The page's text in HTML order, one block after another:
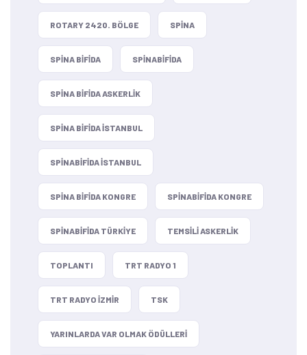
ROTARY 2420. BÖLGE SPINA
SPINA BIFIDA SPINABIFIDA
SPINA BIFIDA ASKERLIK
SPINA BIFIDA ISTANBUL
SPINABIFIDA ISTANBUL
SPINA BIFIDA KONGRE SPINABIFIDA KONGRE
SPINABIFIDA TÜRKIYE TEMSILI ASKERLIK
TOPLANTI TRT RADYO 1
TRT RADYO IZMIR TSK
YARINLARDA VAR OLMAK ÖDÜLLERI